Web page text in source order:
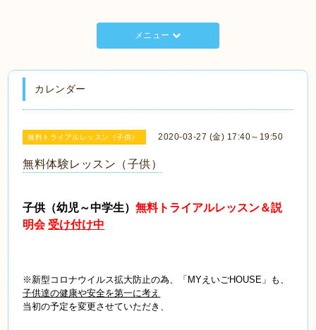
メニュー
カレンダー
無料トライアルレッスン（子供） 2020-03-27 (金) 17:40～19:50
無料体験レッスン（子供）
子供（幼児～中学生）無料トライアルレッスン＆説
明会 受け付け中
※新型コロナウイルス拡大防止の為、「MYえいごHOUSE」も、
子供達の健康や安全を第一に考え
当初の予定を変更させていただき、